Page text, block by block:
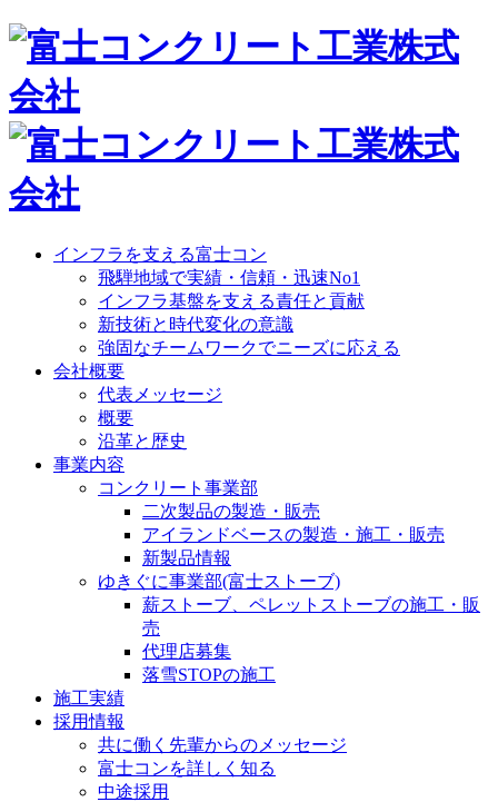
インフラを支える富士コン
飛騨地域で実績・信頼・迅速No1
インフラ基盤を支える責任と貢献
新技術と時代変化の意識
強固なチームワークでニーズに応える
会社概要
代表メッセージ
概要
沿革と歴史
事業内容
コンクリート事業部
二次製品の製造・販売
アイランドベースの製造・施工・販売
新製品情報
ゆきぐに事業部(富士ストーブ)
薪ストーブ、ペレットストーブの施工・販
売
代理店募集
落雪STOPの施工
施工実績
採用情報
共に働く先輩からのメッセージ
富士コンを詳しく知る
中途採用